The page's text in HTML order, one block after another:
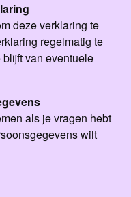
deze verklaring te
regelmatig te
van eventuele
als je vragen hebt
wilt